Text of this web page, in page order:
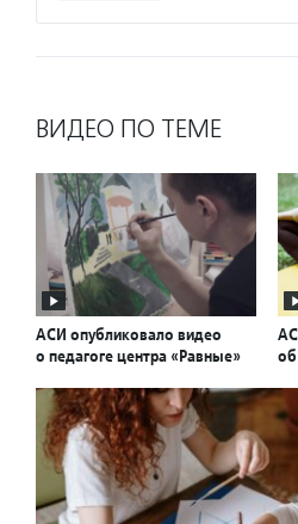
ВИДЕО ПО ТЕМЕ
АСИ опубликовало видео
о педагоге центра «Равные»
об